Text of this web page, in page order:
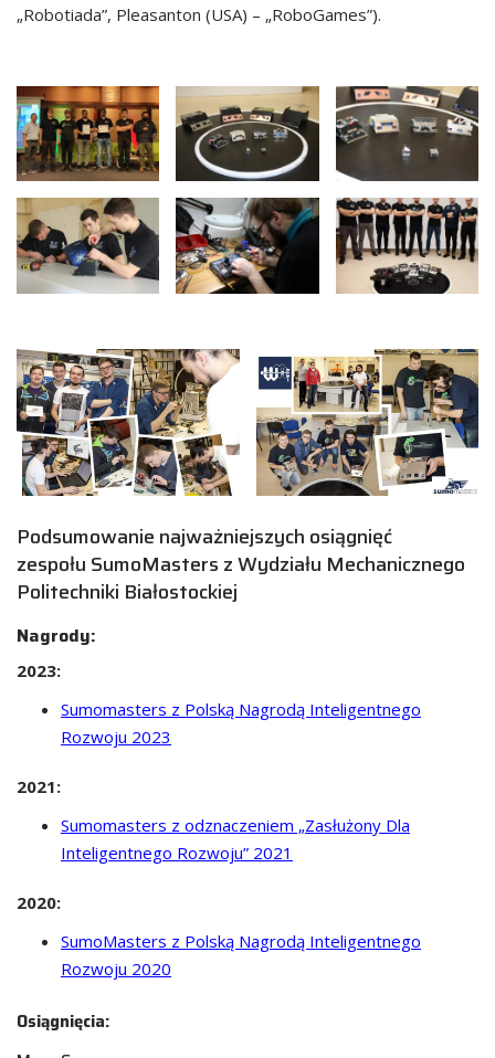
„Robotiada”, Pleasanton (USA) – „RoboGames”).
Podsumowanie najważniejszych osiągnięć
zespołu SumoMasters z Wydziału Mechanicznego
Politechniki Białostockiej
Nagrody:
2023:
Sumomasters z Polską Nagrodą Inteligentnego
Rozwoju 2023
2021:
Sumomasters z odznaczeniem „Zasłużony Dla
Inteligentnego Rozwoju” 2021
2020:
SumoMasters z Polską Nagrodą Inteligentnego
Rozwoju 2020
Osiągnięcia: